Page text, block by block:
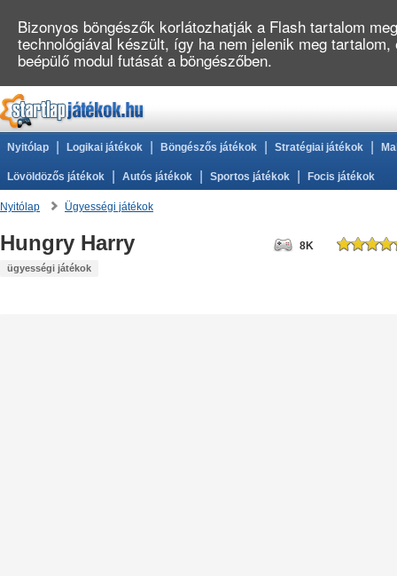
Nyitólap Logikai játékok Böngészős játékok Stratégiai játékok
Lövöldözős játékok Autós játékok Sportos játékok Focis játékok
Nyitólap Ügyességi játékok
Hungry Harry
ügyességi játékok
8K
Bizonyos böngészők korlátozhatják a Flash tartalom
technológiával készült, így ha nem jelenik meg
beépülő modul futását a böngészőben.